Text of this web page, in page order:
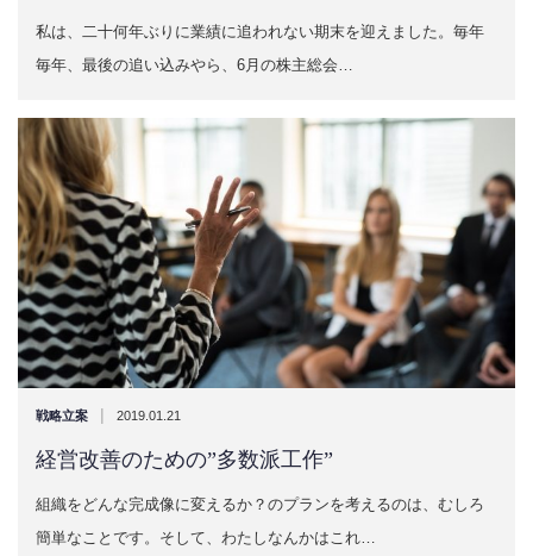
私は、二十何年ぶりに業績に追われない期末を迎えました。毎年
毎年、最後の追い込みやら、6月の株主総会…
戦略立案 | 2019.01.21
経営改善のための”多数派工作”
組織をどんな完成像に変えるか？のプランを考えるのは、むしろ
簡単なことです。そして、わたしなんかはこれ…